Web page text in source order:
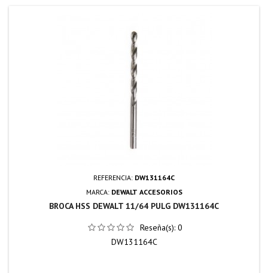
REFERENCIA: DW131164C
MARCA: DEWALT ACCESORIOS
BROCA HSS DEWALT 11/64 PULG DW131164C
Reseña(s): 0
DW131164C